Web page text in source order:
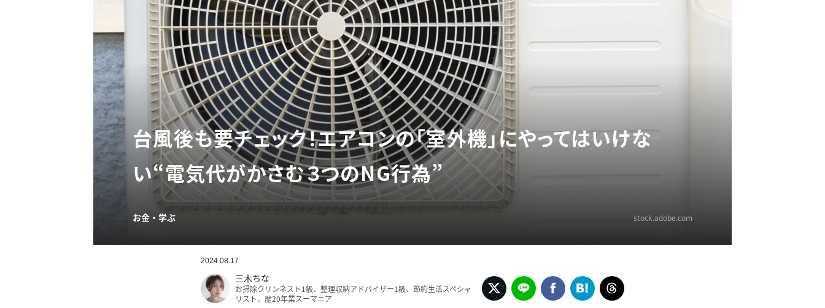
台風後も要チェック！エアコンの「室外機」にやってはいけな
い“電気代がかさむ３つのNG行為”
お金・学ぶ stock.adobe.com
2024.08.17
三木ちな
お掃除クリンネスト1級、整理収納アドバイザー1級、節約生活スペシャ
リスト、歴20年業スーマニア